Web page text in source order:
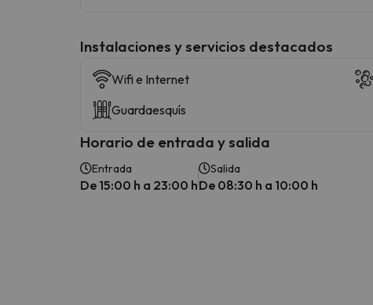
Instalaciones y servicios destacados
Wifi e Internet
Guardaesquís
Horario de entrada y salida
Entrada
De 15:00 h a 23:00 h
Salida
De 08:30 h a 10:00 h